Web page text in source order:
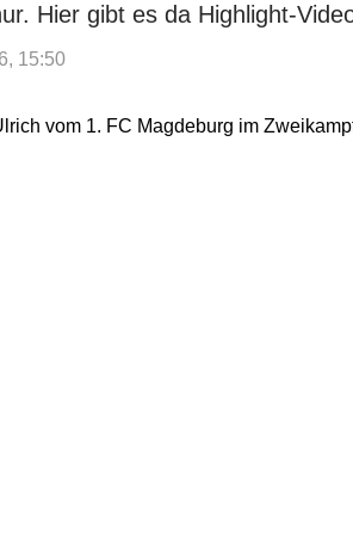
Hier gibt es da Highlight-
15:50